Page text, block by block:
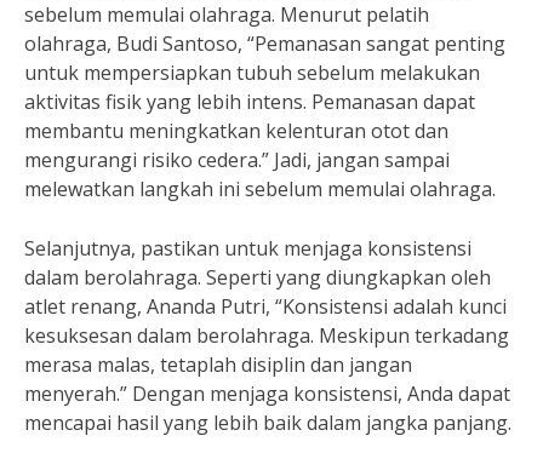
sebelum memulai olahraga. Menurut pelatih
olahraga, Budi Santoso, “Pemanasan sangat penting
untuk mempersiapkan tubuh sebelum melakukan
aktivitas fisik yang lebih intens. Pemanasan dapat
membantu meningkatkan kelenturan otot dan
mengurangi risiko cedera.” Jadi, jangan sampai
melewatkan langkah ini sebelum memulai olahraga.
Selanjutnya, pastikan untuk menjaga konsistensi
dalam berolahraga. Seperti yang diungkapkan oleh
atlet renang, Ananda Putri, “Konsistensi adalah kunci
kesuksesan dalam berolahraga. Meskipun terkadang
merasa malas, tetaplah disiplin dan jangan
menyerah.” Dengan menjaga konsistensi, Anda dapat
mencapai hasil yang lebih baik dalam jangka panjang.